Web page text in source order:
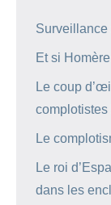
Surveillance
Et si
Le coup
complotistes
Le
Le roi
dans les